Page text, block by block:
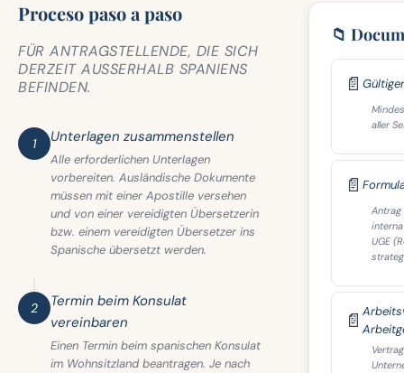
Proceso paso a paso
FÜR ANTRAGSTELLENDE, DIE SICH
DERZEIT AUSSERHALB SPANIENS B
EFINDEN.
1 Unterlagen zusammenstellen
Alle erforderlichen Unterlagen
vorbereiten. Ausländische Dokumente
müssen mit einer Apostille versehen
und von einer vereidigten Übersetzerin
bzw. einem vereidigten Übersetzer ins
Spanische übersetzt werden.
2
Termin beim Konsulat
vereinbaren
Einen Termin beim spanischen Konsulat
im Wohnsitzland beantragen. Je nach
📁
📄
aller
📄
UGE
📄